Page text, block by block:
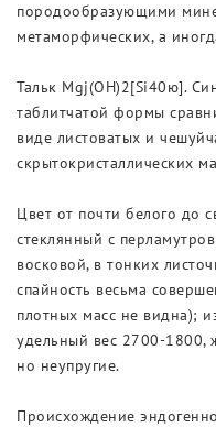
породообразующими
метаморфических, а
Тальк Mgj(OH)2[Si40ю].
таблитчатой формы
виде листоватых и
скрытокристаллических
Цвет от почти белого до
стеклянный с
восковой, в тонких
спайность весьма
плотных масс не видна);
удельный вес 2700-1800,
но неупругие.
Происхождение